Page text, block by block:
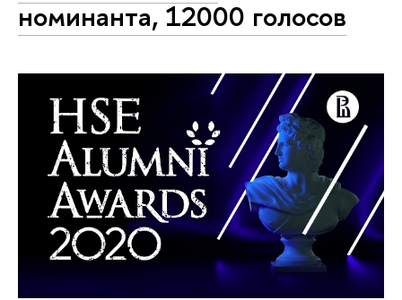
номинанта, 12000 голосов